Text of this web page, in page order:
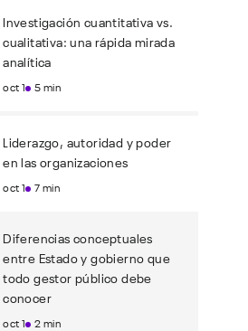
Investigación cuantitativa vs.
cualitativa: una rápida mirada
analítica
oct 1 5 min
Liderazgo, autoridad y poder
en las organizaciones
oct 1 7 min
Diferencias conceptuales
entre Estado y gobierno que
todo gestor público debe
conocer
oct 1 2 min